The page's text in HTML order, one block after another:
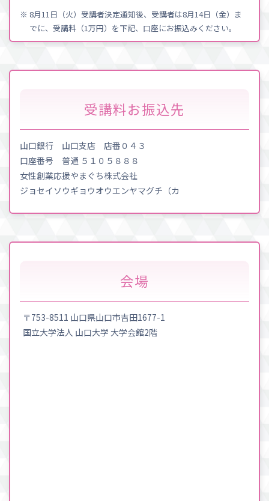
※ 8月11日（火）受講者決定通知後、受講者は8月14日（金）ま
でに、受講料（1万円）を下記、口座にお振込みください。
受講料お振込先
山口銀行 山口支店 店番０４３
口座番号 普通 ５１０５８８８
女性創業応援やまぐち株式会社
ジョセイソウギョウオウエンヤマグチ（カ
会場
〒753-8511 山口県山口市吉田1677-1
国立大学法人 山口大学 大学会館2階